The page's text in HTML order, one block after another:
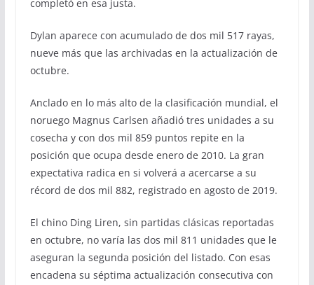
completó en esa justa.
Dylan aparece con acumulado de dos mil 517 rayas,
nueve más que las archivadas en la actualización de
octubre.
Anclado en lo más alto de la clasificación mundial, el
noruego Magnus Carlsen añadió tres unidades a su
cosecha y con dos mil 859 puntos repite en la
posición que ocupa desde enero de 2010. La gran
expectativa radica en si volverá a acercarse a su
récord de dos mil 882, registrado en agosto de 2019.
El chino Ding Liren, sin partidas clásicas reportadas
en octubre, no varía las dos mil 811 unidades que le
aseguran la segunda posición del listado. Con esas
encadena su séptima actualización consecutiva con